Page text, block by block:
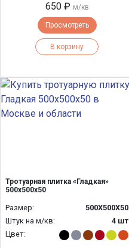
650 ₽ м/кв
Просмотреть
В корзину
Тротуарная плитка «Гладкая»
500x500x50
Размер:
500Х500Х50
Штук на м/кв:
4 шт
Цвет: